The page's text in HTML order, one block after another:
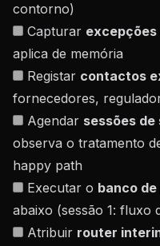
contorno)
Capturar
aplica de memória
Registar contactos
fornecedores,
Agendar sessões
observa o tratamento
happy path
Executar o banco
abaixo (sessão 1: fluxo
Atribuir router